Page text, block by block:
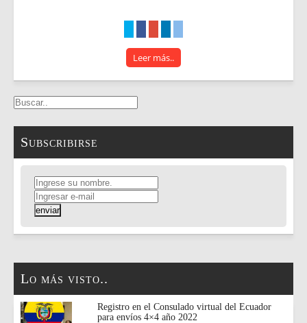
Leer más..
Subscribirse
Lo más visto..
Registro en el Consulado virtual del Ecuador
para envíos 4×4 año 2022